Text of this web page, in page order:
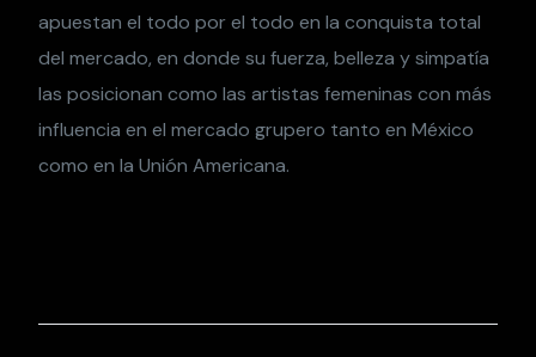
apuestan el todo por el todo en la conquista total
del mercado, en donde su fuerza, belleza y simpatía
las posicionan como las artistas femeninas con más
influencia en el mercado grupero tanto en México
como en la Unión Americana.